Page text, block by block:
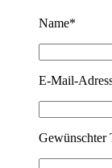
Name*
E-Mail-
Gewünschter